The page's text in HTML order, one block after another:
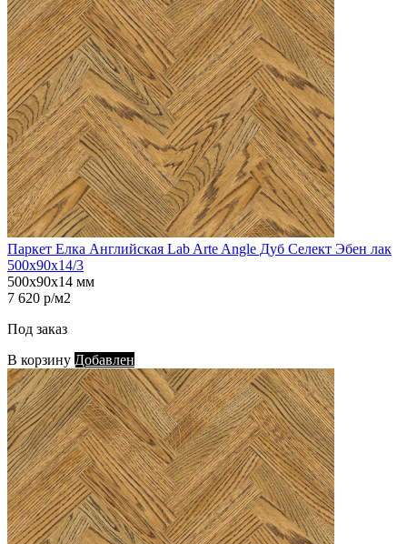
Паркет Елка Английская Lab Arte Angle Дуб Селект Эбен лак
500х90х14/3
500х90х14 мм
7 620 р/м2
Под заказ
В корзину Добавлен